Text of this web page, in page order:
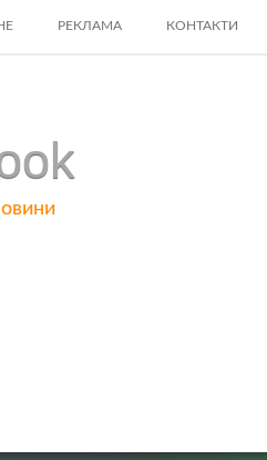
РЕКЛАМА КОНТАКТИ